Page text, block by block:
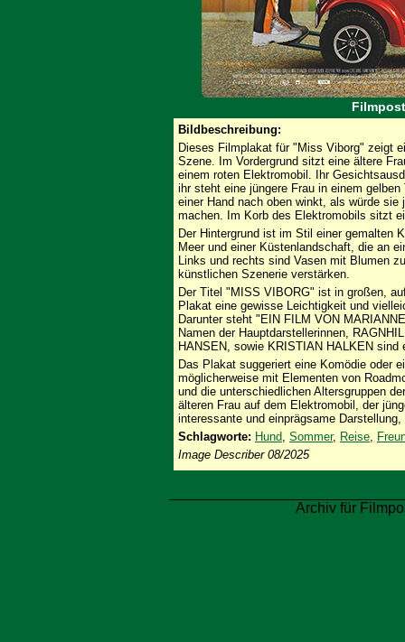
Bildbeschreibung:
Dieses Filmplakat für "Miss Viborg" zeigt
Szene. Im Vordergrund sitzt eine ältere
einem roten Elektromobil. Ihr
ihr steht eine jüngere Frau in einem
einer Hand nach oben winkt, als würde
machen. Im Korb des Elektromobils sitzt
Der Hintergrund ist im Stil einer gemalten
Meer und einer Küstenlandschaft, die an
Links und rechts sind Vasen mit Blumen
künstlichen Szenerie verstärken.
Der Titel "MISS VIBORG" ist in großen,
Plakat eine gewisse Leichtigkeit und
Darunter steht "EIN FILM VON
Namen der Hauptdarstellerinnen,
HANSEN, sowie KRISTIAN HALKEN sind
Das Plakat suggeriert eine Komödie oder
möglicherweise mit Elementen von
und die unterschiedlichen Altersgruppen
älteren Frau auf dem Elektromobil, der
interessante und einprägsame
Schlagworte: Hund, Sommer, Reise,
Image Describer 08/2025
Archiv für